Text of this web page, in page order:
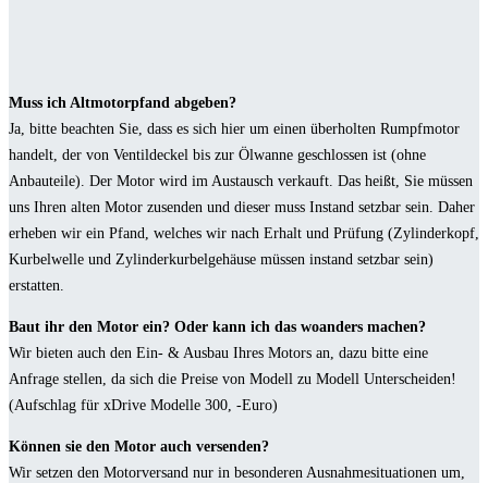
Muss ich Altmotorpfand abgeben?
Ja, bitte beachten Sie, dass es sich hier um einen überholten Rumpfmotor
handelt, der von Ventildeckel bis zur Ölwanne geschlossen ist (ohne
Anbauteile). Der Motor wird im Austausch verkauft. Das heißt, Sie müssen
uns Ihren alten Motor zusenden und dieser muss Instand setzbar sein. Daher
erheben wir ein Pfand, welches wir nach Erhalt und Prüfung (Zylinderkopf,
Kurbelwelle und Zylinderkurbelgehäuse müssen instand setzbar sein)
erstatten.
Baut ihr den Motor ein? Oder kann ich das woanders machen?
Wir bieten auch den Ein- & Ausbau Ihres Motors an, dazu bitte eine
Anfrage stellen, da sich die Preise von Modell zu Modell Unterscheiden!
(Aufschlag für xDrive Modelle 300, -Euro)
Können sie den Motor auch versenden?
Wir setzen den Motorversand nur in besonderen Ausnahmesituationen um,